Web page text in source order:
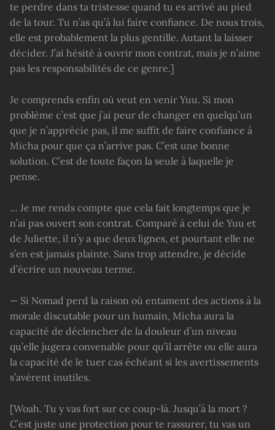
te perdre dans ta tristesse quand tu es arrivé au pied
de la tour. Tu n’as qu’à lui faire confiance. De nous trois,
elle est probablement la plus gentille. Autant la laisser
décider. J’ai hésité à ouvrir mon contrat, mais je n’aime
pas les responsabilités de ce genre.]
Je comprends enfin où veut en venir Yuu. Si mon
problème c’est que j’ai peur de changer en quelqu’un
que je n’apprécie pas, il me suffit de faire confiance à
Micha pour que ça n’arrive pas. C’est une bonne
solution. C’est de toute façon la seule à laquelle je
pense.
… Je me rends compte que cela fait longtemps que je
n’ai pas ouvert son contrat. Comparé à celui de Yuu et
de Juliette, il n’y a que deux lignes, et pourtant elle ne
s’en est jamais plainte. Sans trop attendre, je décide
d’écrire un nouveau terme.
— Si Nomad perd la raison où entament des actions à la
morale discutable pour un humain, Micha aura la
capacité de déclencher de la douleur d’un niveau
qu’elle jugera convenable pour qu’il arrête ou elle aura
la capacité de le tuer cas échéant si les avertissements
s’avèrent inutiles.
[Woah. Tu y vas fort sur ce coup-là. Jusqu’à la mort ?
C’est juste une protection pour te rassurer, tu vas un